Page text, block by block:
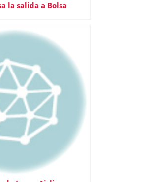
la salida a Bolsa